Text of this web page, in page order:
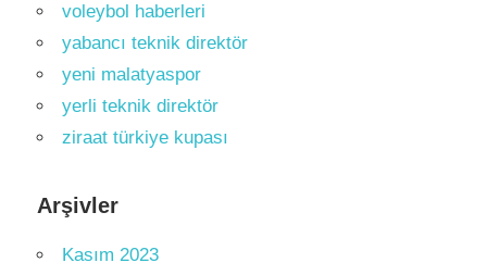
voleybol haberleri
yabancı teknik direktör
yeni malatyaspor
yerli teknik direktör
ziraat türkiye kupası
Arşivler
Kasım 2023